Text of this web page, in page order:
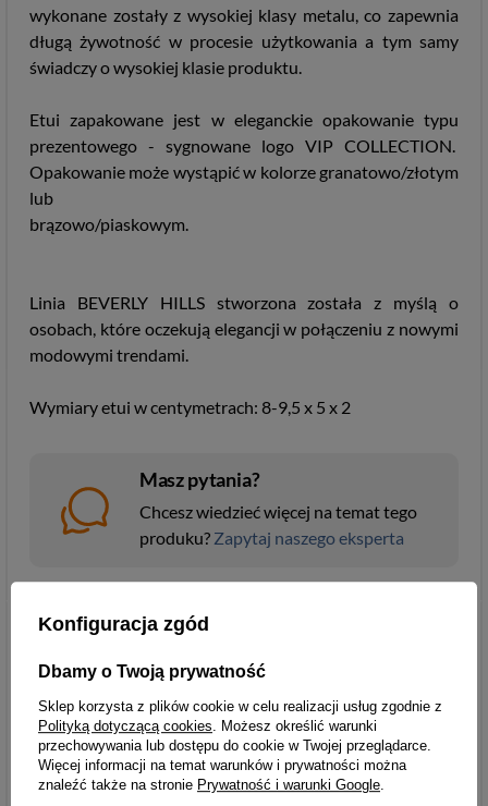
wykonane zostały z wysokiej klasy metalu, co zapewnia
długą żywotność w procesie użytkowania a tym samy
świadczy o wysokiej klasie produktu.
Etui zapakowane jest w eleganckie opakowanie typu
prezentowego - sygnowane logo VIP COLLECTION.
Opakowanie może wystąpić w kolorze granatowo/złotym
lub
brązowo/
Linia BEVERLY HILLS stworzona została z myślą o
osobach, które oczekują elegancji w połączeniu z nowymi
modowymi trendami.
Wymiary etui w centymetrach: 8-9,5 x 5 x 2
Masz pytania?
Chcesz wiedzieć więcej na temat tego
produku? Zapytaj naszego eksperta
Kolor czarny
Parametry
bezpieczeństwa
Parametry bezpieczeństwa
Konfiguracja zgód
Dbamy o Twoją prywatność
Sklep korzysta z plików cookie w celu realizacji usług zgodnie z
Polityką dotyczącą cookies . Możesz określić warunki
przechowywania lub dostępu do cookie w Twojej przeglądarce.
Więcej informacji na temat warunków i prywatności można
znaleźć także na stronie Prywatność i warunki Google